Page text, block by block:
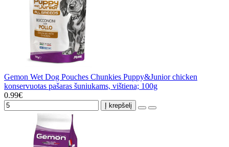
Gemon Wet Dog Pouches Chunkies Puppy&Junior chicken
konservuotas pašaras šuniukams, vištiena; 100g
0.99€
Į krepšelį